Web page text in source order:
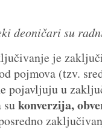
deoničari su
je
pojmova (tzv.
pojavljuju u
sukonverzija,